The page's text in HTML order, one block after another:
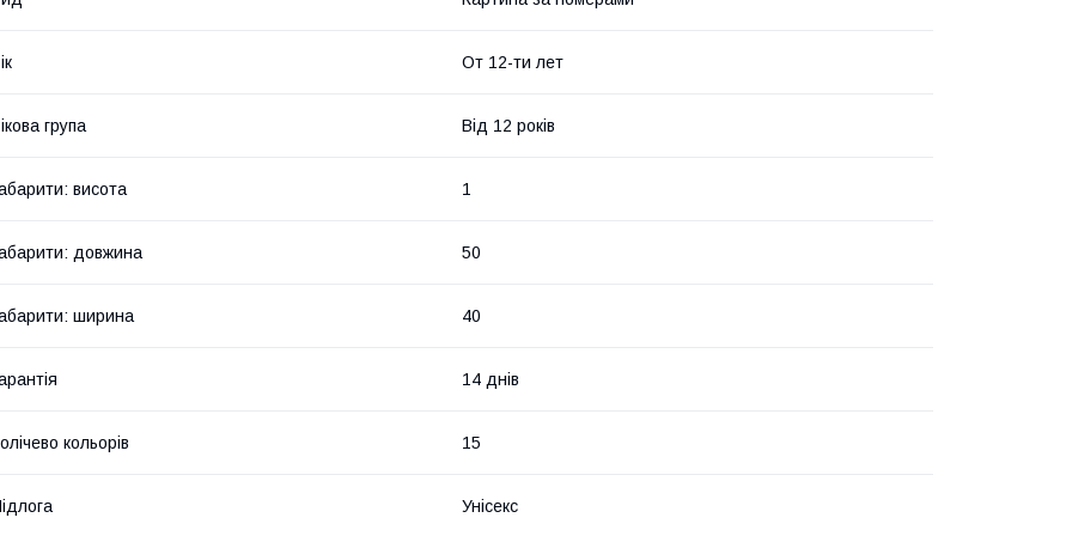
От 12-ти лет
група Від 12 років
висота 1
довжина 50
ширина 40
14 днів
кольорів 15
Унісекс